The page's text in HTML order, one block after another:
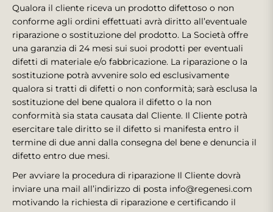
Qualora il cliente riceva un prodotto difettoso o non
conforme agli ordini effettuati avrà diritto all’eventuale
riparazione o sostituzione del prodotto. La Società offre
una garanzia di 24 mesi sui suoi prodotti per eventuali
difetti di materiale e/o fabbricazione. La riparazione o la
sostituzione potrà avvenire solo ed esclusivamente
qualora si tratti di difetti o non conformità; sarà esclusa la
sostituzione del bene qualora il difetto o la non
conformità sia stata causata dal Cliente. Il Cliente potrà
esercitare tale diritto se il difetto si manifesta entro il
termine di due anni dalla consegna del bene e denuncia il
difetto entro due mesi.
Per avviare la procedura di riparazione Il Cliente dovrà
inviare una mail all’indirizzo di posta info@regenesi.com
motivando la richiesta di riparazione e certificando il